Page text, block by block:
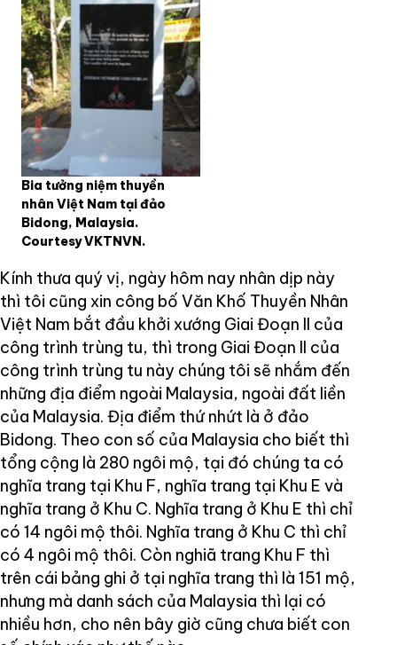
Bia tưởng niệm thuyền
nhân Việt Nam tại đảo
Bidong, Malaysia.
Courtesy VKTNVN.
Kính thưa quý vị, ngày hôm nay nhân dịp này
thì tôi cũng xin công bố Văn Khố Thuyền Nhân
Việt Nam bắt đầu khởi xướng Giai Đoạn II của
công trình trùng tu, thì trong Giai Đoạn II của
công trình trùng tu này chúng tôi sẽ nhắm đến
những địa điểm ngoài Malaysia, ngoài đất liền
của Malaysia. Địa điểm thứ nhứt là ở đảo
Bidong. Theo con số của Malaysia cho biết thì
tổng cộng là 280 ngôi mộ, tại đó chúng ta có
nghĩa trang tại Khu F, nghĩa trang tại Khu E và
nghĩa trang ở Khu C. Nghĩa trang ở Khu E thì chỉ
có 14 ngôi mộ thôi. Nghĩa trang ở Khu C thì chỉ
có 4 ngôi mộ thôi. Còn nghiã trang Khu F thì
trên cái bảng ghi ở tại nghĩa trang thì là 151 mộ,
nhưng mà danh sách của Malaysia thì lại có
nhiều hơn, cho nên bây giờ cũng chưa biết con